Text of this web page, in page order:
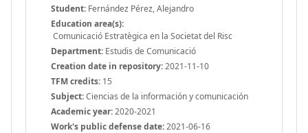
Student: Fernández Pérez, Alejandro
Education area(s):
Comunicació Estratègica en la Societat del Risc
Department: Estudis de Comunicació
Creation date in repository:2021-11-10
TFM credits: 15
Subject:Ciencias de la información y comunicación
Academic year:2020-2021
Work's public defense date:2021-06-16